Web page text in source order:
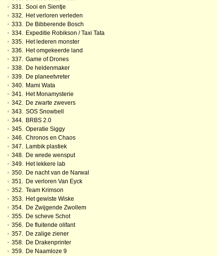
• 331. Sooi en Sientje
• 332. Het verloren verleden
• 333. De Bibberende Bosch
• 334. Expeditie Robikson / Taxi Tata
• 335. Het lederen monster
• 336. Het omgekeerde land
• 337. Game of Drones
• 338. De heldenmaker
• 339. De planeetvreter
• 340. Mami Wata
• 341. Het Monamysterie
• 342. De zwarte zwevers
• 343. SOS Snowbell
• 344. BRBS 2.0
• 345. Operatie Siggy
• 346. Chronos en Chaos
• 347. Lambik plastiek
• 348. De wrede wensput
• 349. Het lekkere lab
• 350. De nacht van de Narwal
• 351. De verloren Van Eyck
• 352. Team Krimson
• 353. Het gewiste Wiske
• 354. De Zwijgende Zwollem
• 355. De scheve Schot
• 356. De fluitende olifant
• 357. De zalige ziener
• 358. De Drakenprinter
• 359. De Naamloze 9